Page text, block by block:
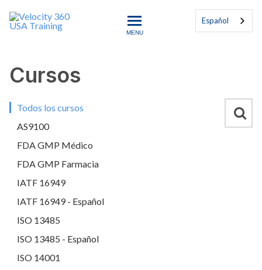
Velocity 360 USA Training
MENU
Español
Cursos
Todos los cursos
AS9100
FDA GMP Médico
FDA GMP Farmacia
IATF 16949
IATF 16949 - Español
ISO 13485
ISO 13485 - Español
ISO 14001
Buscar